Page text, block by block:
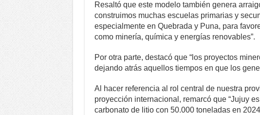
Resaltó que este modelo también genera
construimos muchas escuelas primarias y
especialmente en Quebrada y Puna, para
como minería, química y energías renovables”.
Por otra parte, destacó que “los proyectos
dejando atrás aquellos tiempos en que los
Al hacer referencia al rol central de nuestra
proyección internacional, remarcó que “Jujuy
carbonato de litio con 50.000 toneladas en